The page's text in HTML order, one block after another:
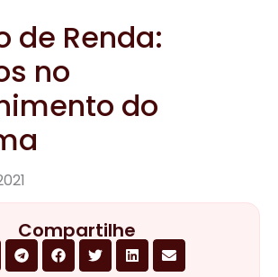
de Renda:
no
do
Compartilhe